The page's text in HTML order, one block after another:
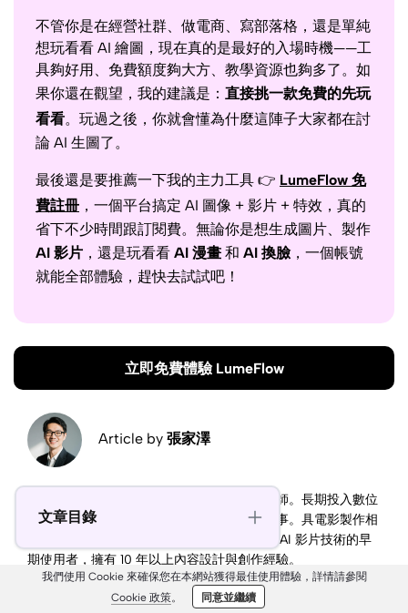
不管你是在經營社群、做電商、寫部落格，還是單純
想玩看看 AI 繪圖，現在真的是最好的入場時機——工
具夠好用、免費額度夠大方、教學資源也夠多了。如
果你還在觀望，我的建議是： 直接挑一款免費的先玩
看看。玩過之後，你就會懂為什麼這陣子大家都在討
論 AI 生圖了。
最後還是要推薦一下我的主力工具 👉 LumeFlow 免
費註冊 ，一個平台搞定 AI 圖像 + 影片 + 特效，真的
省下不少時間跟訂閱費。無論你是想生成圖片、製作
AI 影片 ，還是玩看看 AI 漫畫 和 AI 換臉，一個帳號
就能全部體驗，趕快去試試吧！
立即免費體驗 LumeFlow
Article by 張家澤
前影音剪輯師，現為 AI 創作者與多媒體設計師。長期投入數位
內容與影像創作，熱衷將 AI 技術結合故事敘事。具電影製作相
關背景，專注生成式媒體與 AI 影片創作，為 AI 影片技術的早
期使用者，擁有 10 年以上內容設計與創作經驗。
文章目錄
我們使用 Cookie 來確保您在本網站獲得最佳使用體驗，詳情請參閱
Cookie 政策。 同意並繼續